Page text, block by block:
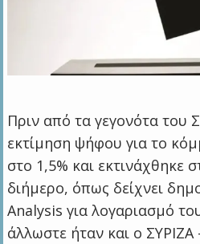
Πριν από τα γεγονότα του
εκτίμηση ψήφου για το
στο 1,5% και εκτινάχθηκε
διήμερο, όπως δείχνει
Analysis για λογαριασμό
άλλωστε ήταν και ο